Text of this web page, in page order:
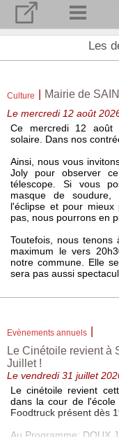
Accueil et Actualité
Notre commune
Conseil municipal
Vivre ici
Documents
Enfance et jeunesse
Culture
Associations
Commerces
Entreprises
Infos pratiques
Horaires téléphonique de
Lundi de 8h30 à
Mardi et jeudi
de 9h30 à 18h30.
Les
Culture Mairie de
Le mercredi 12 août
Ce mercredi 12 août
solaire. Dans nos
Ainsi, nous vous
Joly pour observer
télescope. Si vous
masque de soudure,
l'éclipse et pour
pas, nous pourrons en
Toutefois, nous
maximum le vers
notre commune. Elle
Evènements annuels
Le Cinétoile revient à
Juillet !
Le vendredi 31 juillet
Le cinétoile revient
dans la cour de
Foodtruck présent dès